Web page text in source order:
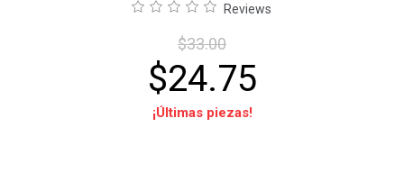
Reviews
$33.00
$24.75
¡Últimas piezas!